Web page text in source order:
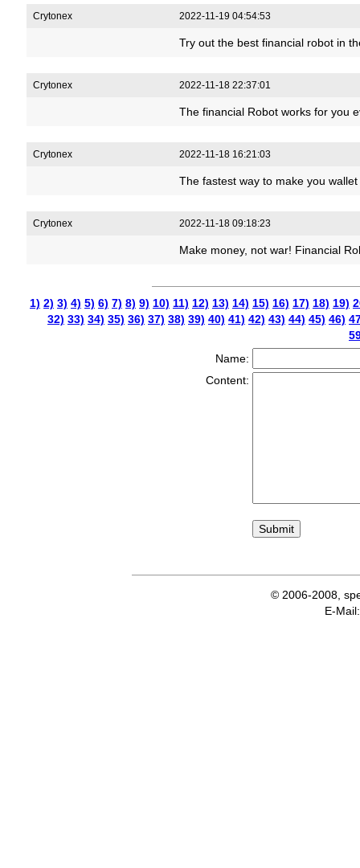
Crytonex 2022-11-19 04:54:53
Try out the best financial robot in
Crytonex 2022-11-18 22:37:01
The financial Robot works for you
Crytonex 2022-11-18 16:21:03
The fastest way to make you
Crytonex 2022-11-18 09:18:23
Make money, not war! Financial
1) 2) 3) 4) 5) 6) 7) 8) 9) 10) 11) 12) 13) 14) 15) 16) 17) 18) 19)
32) 33) 34) 35) 36) 37) 38) 39) 40) 41) 42) 43) 44) 45) 46)
Name:
Content:
© 2006-2008,
E-